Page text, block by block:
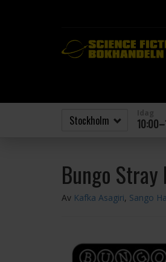
Bungo Stray
Av Kafka Asagiri, Sango